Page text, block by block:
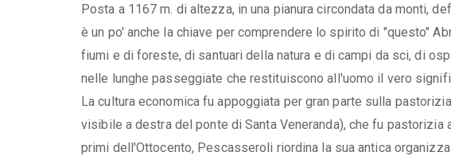
Posta a 1167 m. di altezza, in una pianura circondata da monti,
è un po' anche la chiave per comprendere lo spirito di "questo"
fiumi e di foreste, di santuari della natura e di campi da sci, di
nelle lunghe passeggiate che restituiscono all'uomo il vero
La cultura economica fu appoggiata per gran parte sulla
visibile a destra del ponte di Santa Veneranda), che fu pastorizia
primi dell'Ottocento, Pescasseroli riordina la sua antica